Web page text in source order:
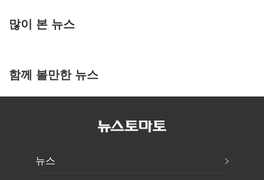
많이 본 뉴스
함께 볼만한 뉴스
뉴스